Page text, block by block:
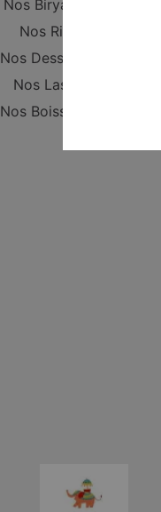
Nos Biryanis
Nos Riz
Nos Desserts
Nos Lassi
Nos Boissons